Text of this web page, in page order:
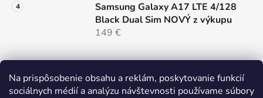
Na prispôsobenie obsahu a reklám, poskytovanie funkcií
sociálnych médií a analýzu návštevnosti používame súbory
Samsung Galaxy A17 LTE 4/128
Black Dual Sim NOVÝ z výkupu
149 €
Nillkin SnapHold Magnetický
sticker Vegan Leather Elegant,